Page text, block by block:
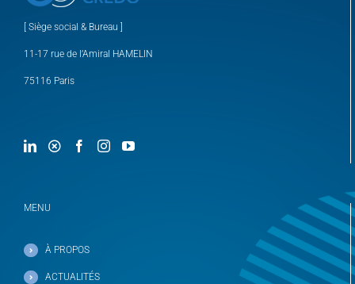
[ Siège social & Bureau ]
11-17 rue de l’Amiral HAMELIN
75116 Paris
MENU
À PROPOS
ACTUALITÉS